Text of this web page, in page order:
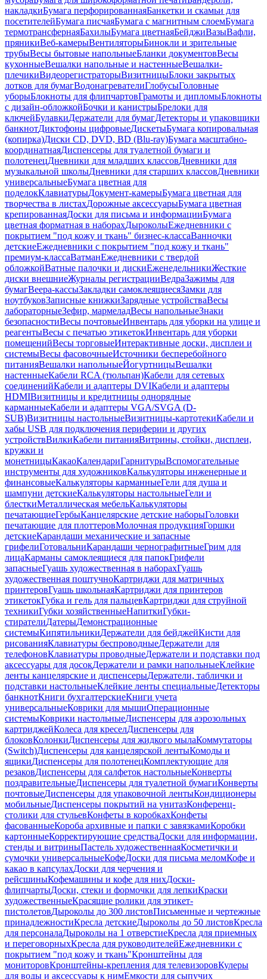
накладкиБумага перфорированнаяБанкетки и скамьи для
посетителейБумага писчаяБумага с магнитным слоемБумага
термотрансфернаяБахилыБумага цветнаяБейджиВазыВафли,
пряникиВеб-камерыВентиляторыБинокли и зрительные
трубыВесы бытовые напольныеБланки документовВесы
кухонныеВешалки напольные и настенныеВешалки-
плечикиВидеорегистраторыВизитницыБлоки закрытых
лотков для бумагВодонагревателиГлобусыГоловные
уборыБлокноты для флипчартовГрамоты и дипломыБлокноты
с дизайн-обложкойБочки и канистрыБрелоки для
ключейБулавкиДержатели для бумагДетекторы и упаковщики
банкнотДиктофоны цифровыеДискетыБумага копировальная
(копирка)Диски CD, DVD, BD (Blu-ray)Бумага масштабно-
координатнаяДиспенсеры для туалетной бумаги и
полотенецДневники для младших классовДневники для
музыкальной школыДневники для старших классовДневники
универсальныеБумага цветная для
поделокКлавиатурыДокумент-камерыБумага цветная для
творчества в листахДорожные аксессуарыБумага цветная
крепированнаяДоски для письма и информацииБумага
цветная форматная в наборахДыроколыЕжедневники с
покрытием "под кожу и ткань" бизнес-классаВанночки
детскиеЕжедневники с покрытием "под кожу и ткань"
премиум-классаВатманЕжедневники с твердой
обложкойВатные палочки и дискиЕженедельникиЖесткие
диски внешниеЖурналы регистрацииВедраЗажимы для
бумагВеера-кассыЗакладки самоклеящиесяЗамки для
ноутбуковЗаписные книжкиЗарядные устройстваВесы
лабораторныеЗефир, мармеладВесы напольныеЗнаки
безопасностиВесы почтовыеИнвентарь для уборки на улице и
реагентыВесы с печатью этикетокИнвентарь для уборки
помещенийВесы торговыеИнтерактивные доски, дисплеи и
системыВесы фасовочныеИсточники бесперебойного
питанияВешалки напольныеЙогуртницыВешалки
настенныеКабели RCA (тюльпан)Кабели для сетевых
соединенийКабели и адаптеры DVIКабели и адаптеры
HDMIВизитницы и кредитницы однорядные
карманныеКабели и адаптеры VGA/SVGA (D-
SUB)Визитницы настольныеВизитницы-картотекиКабели и
хабы USB для подключения периферии и других
устройствВилкиКабели питанияВитрины, стойки, дисплеи,
кружки и
монетницыКакаоКалендариГарнитурыВспомогательные
инструменты для художниковКалькуляторы инженерные и
финансовыеКалькуляторы карманныеГели для душа и
шампуни детскиеКалькуляторы настольныеГели и
блесткиМеталлическая мебельКалькуляторы
печатающиеГербыКанцелярские детские наборыГоловки
печатающие для плоттеровМолочная продукцияГоршки
детскиеКарандаши механические и запасные
грифелиГотовальниКарандаши чернографитныеГрим для
лицаКарманы самоклеящиеся для папокГрифели
запасныеГуашь художественная в наборахГуашь
художественная поштучноКартриджи для матричных
принтеровГуашь школьнаяКартриджи для принтеров
этикетокГубка и гель для пальцевКартриджи для струйной
техникиГубки хозяйственныеНапиткиГубки-
стирателиДатерыДемонстрационные
системыКипятильникиДержатели для бейджейКисти для
рисованияКлавиатуры беспроводныеДержатели для
телефоновКлавиатуры проводныеДержатели и подставки под
аксессуары для досокДержатели и рамки напольныеКлейкие
ленты канцелярские и диспенсерыДержатели, таблички и
подставки настольныеКлейкие ленты специальныеДетекторы
банкнотКниги бухгалтерскиеКниги учета
универсальныеКоврики для мышиОперационные
системыКоврики настольныеДиспенсеры для аэрозольных
картриджейКолеса для креселДиспенсеры для
блоковКолонкиДиспенсеры для жидкого мылаКоммутаторы
(Switch)Диспенсеры для канцелярской лентыКомоды и
ящикиДиспенсеры для полотенецКомплектующие для
резаковДиспенсеры для салфеток настольныеКонверты
поздравительныеДиспенсеры для туалетной бумагиКонверты
почтовыеДиспенсеры для упаковочной лентыКондиционеры
мобильныеДиспенсеры покрытий на унитазКонференц-
столики для стульевКонфеты в коробкахКонфеты
фасованныеКороба архивные и папки с завязкамиКоробки
картонныеКорректирующие средстваДоски для информации,
стенды и витриныПастель художественнаяКосметички и
сумочки универсальныеКофеДоски для письма меломКофе и
какао в капсулахДоски для черчения и
рейсшиныКофемашины и кофе для нихДоски-
флипчартыДоски, стеки и формочки для лепкиКраски
художественныеКрасящие ролики для этикет-
пистолетовДыроколы до 300 листовПисьменные и чертежные
принадлежностиКресла детскиеДыроколы до 50 листовКресла
для персоналаДыроколы на 1 отверстиеКресла для приемных
и переговорныхКресла для руководителейЕжедневники с
покрытием "под кожу и ткань"Кронштейны для
мониторовКронштейны-крепления для телевизоровКулеры
для воды и аксессуары к нимЕмкости для сыпучих